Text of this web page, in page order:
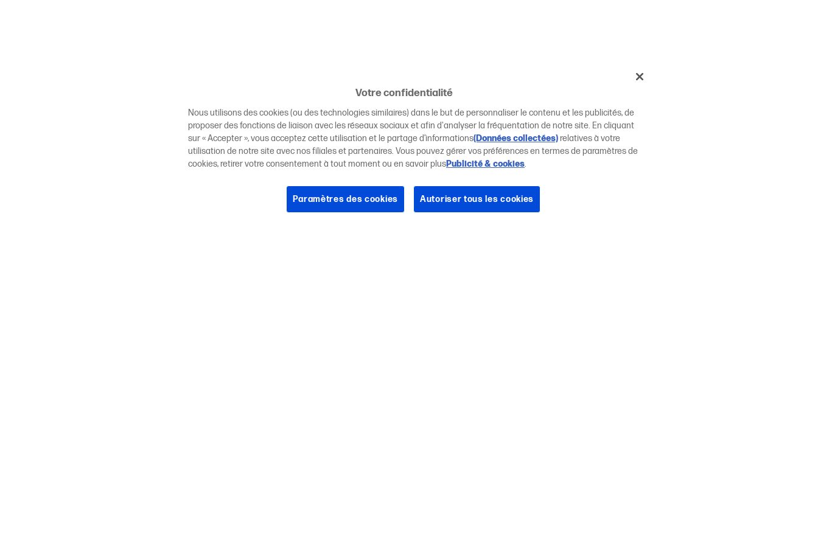
Votre confidentialité
Nous utilisons des cookies (ou des technologies similaires) dans le but de personnaliser le contenu et les publicités, de
proposer des fonctions de liaison avec les réseaux sociaux et afin d'analyser la fréquentation de notre site. En cliquant
sur « Accepter », vous acceptez cette utilisation et le partage d’informations(Données collectées)relatives à votre
utilisation de notre site avec nos filiales et partenaires. Vous pouvez gérer vos préférences en termes de paramètres de
cookies, retirer votre consentement à tout moment ou en savoir plusPublicité & cookies.
Paramètres des cookies Autoriser tous les cookies